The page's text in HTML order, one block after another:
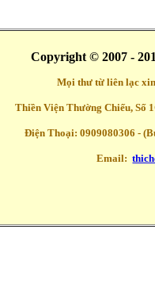
Copyright © 2007 -
Mọi thư từ liên lạc
Thiền Viện Thường Chiếu, Số
Điện Thoại: 0909080306 -
Email: